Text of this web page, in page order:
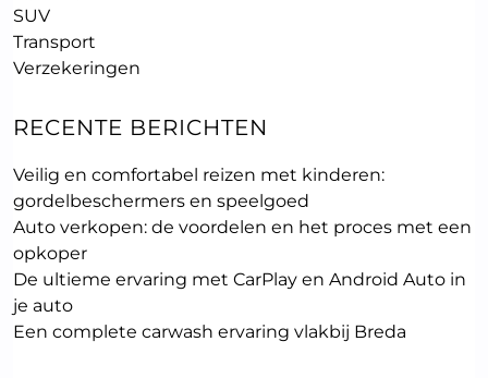
SUV
Transport
Verzekeringen
RECENTE BERICHTEN
Veilig en comfortabel reizen met kinderen:
gordelbeschermers en speelgoed
Auto verkopen: de voordelen en het proces met een
opkoper
De ultieme ervaring met CarPlay en Android Auto in
je auto
Een complete carwash ervaring vlakbij Breda